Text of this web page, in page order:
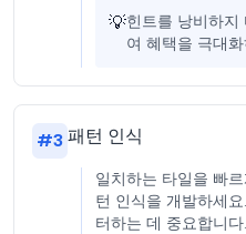
💡힌트를 낭비하지
여 혜택을 극대
#3패턴 인식
일치하는 타일을 빠
턴 인식을 개발하세
터하는 데 중요합니다.